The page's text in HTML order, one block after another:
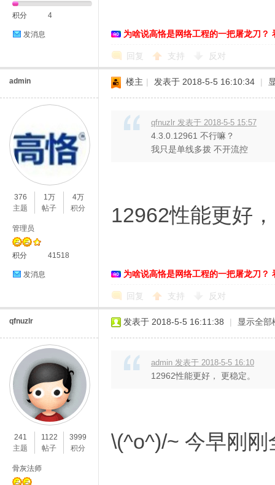
积分 4
发消息 为啥说高恪是网络工程的一把屠龙刀？
回复 支持 反对
admin
376
主题
1万
帖子
4万
积分
管理员
积分 41518
发消息
楼主 | 发表于 2018-5-5 16:10:34 |
qfnuzlr 发表于 2018-5-5 15:57
4.3.0.12961 不行嘛？
我只是单线多拨 不开流控
12962性能更好
为啥说高恪是网络工程的一把屠龙刀？
回复 支持 反对
qfnuzlr
241
主题
1122
帖子
3999
积分
骨灰法师
发表于 2018-5-5 16:11:38 | 显示全部
admin 发表于 2018-5-5 16:10
12962性能更好， 更稳定。
\(^o^)/~ 今早刚